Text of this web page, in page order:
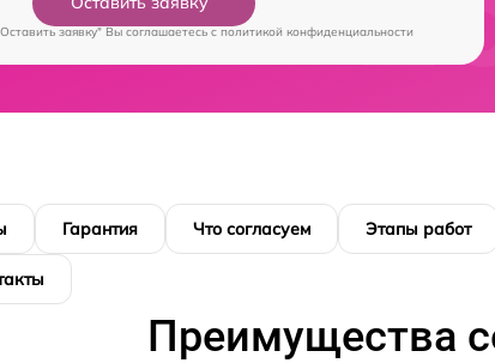
заявку" Вы соглашаетесь cполитикой конфиденциальности
Гарантия Что согласуем Этапы работ
Преимущества